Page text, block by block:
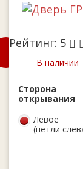
Рейтинг: 5
В наличии
Сторона
открывания
Левое
(петли